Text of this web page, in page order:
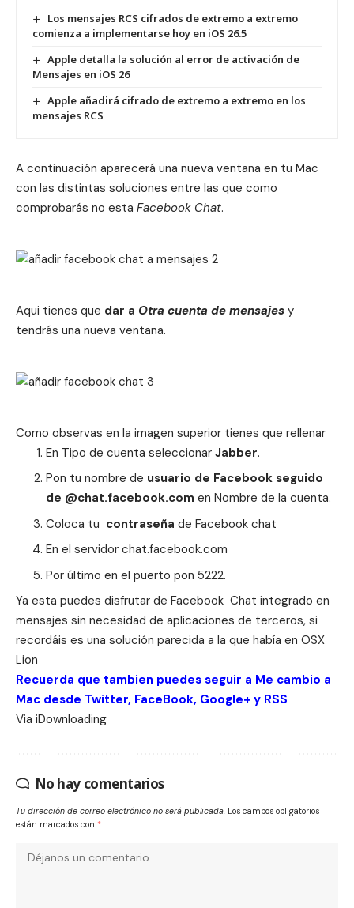
Los mensajes RCS cifrados de extremo a extremo
comienza a implementarse hoy en iOS 26.5
Apple detalla la solución al error de activación de
Mensajes en iOS 26
Apple añadirá cifrado de extremo a extremo en los
mensajes RCS
A continuación aparecerá una nueva ventana en tu Mac
con las distintas soluciones entre las que como
comprobarás no esta Facebook Chat.
Aqui tienes que dar a Otra cuenta de mensajes y
tendrás una nueva ventana.
Como observas en la imagen superior tienes que rellenar
En Tipo de cuenta seleccionar Jabber.
Pon tu nombre de usuario de Facebook seguido
de @chat.facebook.com en Nombre de la cuenta.
Coloca tu contraseña de Facebook chat
En el servidor chat.facebook.com
Por último en el puerto pon 5222.
Ya esta puedes disfrutar de Facebook Chat integrado en
mensajes sin necesidad de aplicaciones de terceros, si
recordáis es una solución parecida a la que había en OSX
Lion
Recuerda que tambien puedes seguir a Me cambio a
Mac desde Twitter, FaceBook, Google+ y RSS
Via iDownloading
No hay comentarios
Tu dirección de correo electrónico no será publicada. Los campos obligatorios
están marcados con *